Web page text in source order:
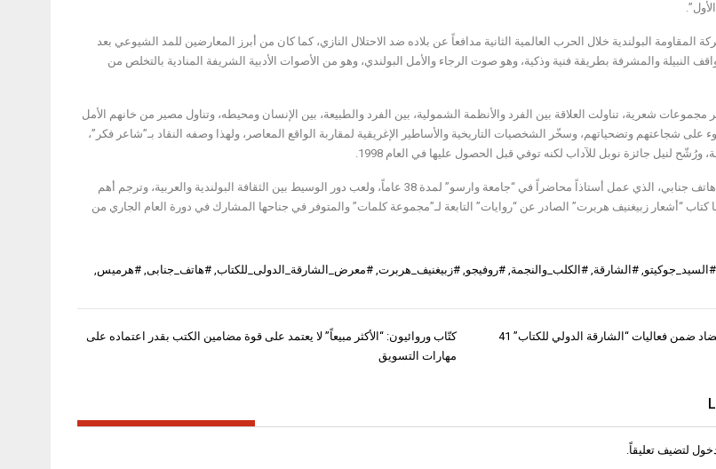
المقاومة البولندية خلال الحرب العالمية الثانية مدافعاً عن بلاده ضد الاحتلال النازي، كما كان من أبرز المعارضين للمد الشيوعي بعد
النبيلة والمشرفة بطريقة فنية وذكية، وهو صوت الرجاء والأمل البولندي، وهو من الأصوات الأدبية الشريفة المنادية بالتخلص من
مجموعات شعرية، تناولت العلاقة بين الفرد والأنظمة الشمولية، بين الفرد والطبيعة، بين الإنسان ومحيطه، وتناول مصير من خانهم الأمل
على شجاعتهم وتضحياتهم، وسخّر الشخصيات التاريخية والأساطير الإغريقية لمقاربة الواقع المعاصر، ولهذا وصفه النقاد بـ”شاعر فكر”،
ترجمه إلى العربية الأديب هاتف جنابي، الذي عمل أستاذاً محاضراً في “جامعة وارسو” لمدة 38 عاماً، ولعب دور الوسيط بين الثقافة البولندية والعربية، وترجم أهم
كتاب “أشعار زبيغنيف هربرت” الصادر عن “روايات” التابعة لـ”مجموعة كلمات” والمتوفر في جناحها المشارك في دورة العام الجاري من
#السيد_جوكيتو, #الشارقة, #الكلب_والنجمة, #روفيجو, #زبيغنيف_هربرت, #معرض_الشارقة_الدولى_للكتاب, #هاتف_جنابى, #هرميس,
كتّاب وروائيون: “الأكثر مبيعاً” لا يعتمد على قوة مضامين الكتب بقدر اعتماده على
مهارات التسويق
ضمن فعاليات “الشارقة الدولي للكتاب” 41
لتضيف تعليقاً.